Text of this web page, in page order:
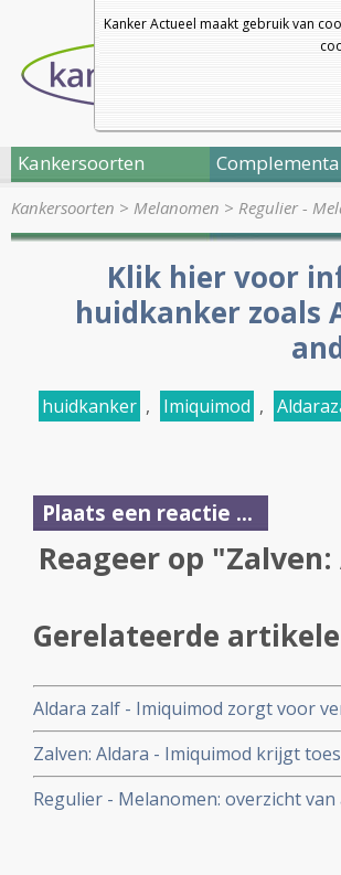
Kanker Actueel maakt gebruik van
Kankersoorten
Kankersoorten > Melanomen > Regulier -
Klik hier voor
huidkanker zoals
huidkanker , Imiquimod ,
Plaats een reactie ...
Reageer op
Gerelateerde
Aldara zalf - Imiquimod zorgt voor
gerandomiseerde dubbelblinde fase
Zalven: Aldara - Imiquimod krijgt
huidkankers te worden gebruikt na
dubbelblinde studies
Regulier - Melanomen: overzicht